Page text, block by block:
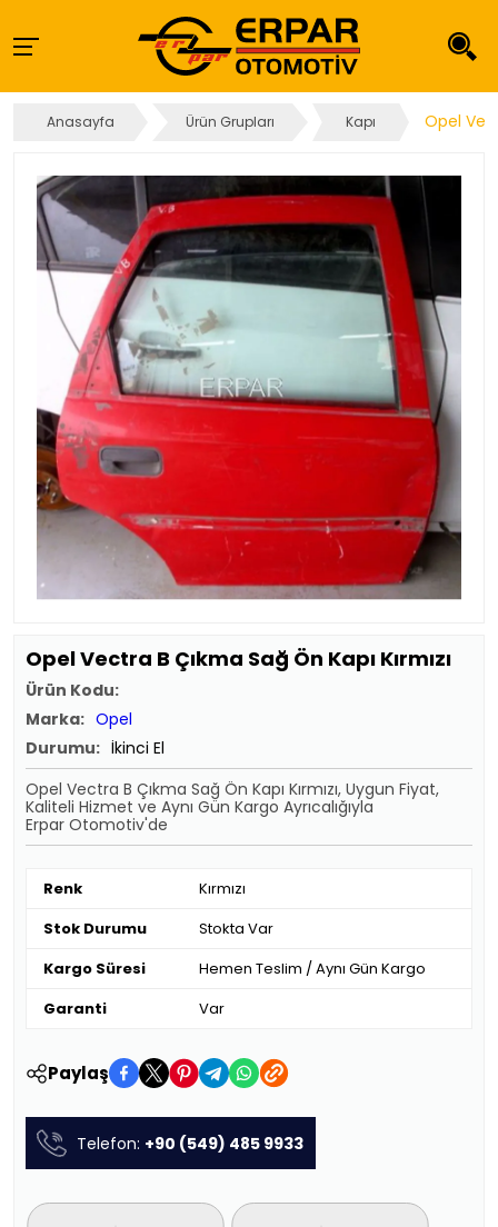
Anasayfa Ürün Grupları Kapı Opel
Opel Vectra B Çıkma Sağ Ön Kapı Kırmızı
Ürün Kodu:
Marka: Opel
Durumu: İkinci El
Opel Vectra B Çıkma Sağ Ön Kapı Kırmızı, Uygun Fiyat,
Kaliteli Hizmet ve Aynı Gün Kargo Ayrıcalığıyla
Erpar Otomotiv'de
Renk
Kırmızı
Stok Durumu
Stokta Var
Kargo Süresi
Hemen Teslim / Aynı Gün Kargo
Garanti
Var
Paylaş
Telefon: +90 (549) 485 9933